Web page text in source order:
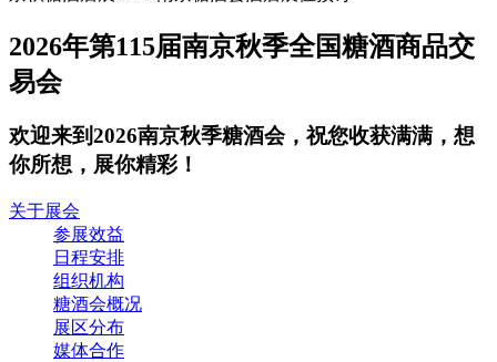
2026年第115届南京秋季全国糖酒商品交
易会
欢迎来到2026南京秋季糖酒会，祝您收获满满，想
你所想，展你精彩！
关于展会
参展效益
日程安排
组织机构
糖酒会概况
展区分布
媒体合作